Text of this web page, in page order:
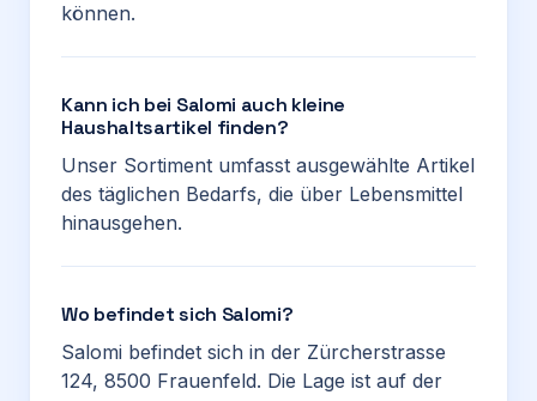
können.
Kann ich bei Salomi auch kleine
Haushaltsartikel finden?
Unser Sortiment umfasst ausgewählte Artikel
des täglichen Bedarfs, die über Lebensmittel
hinausgehen.
Wo befindet sich Salomi?
Salomi befindet sich in der Zürcherstrasse
124, 8500 Frauenfeld. Die Lage ist auf der